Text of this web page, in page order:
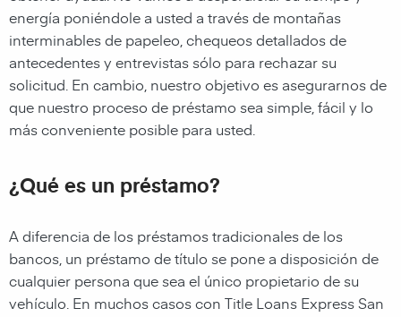
energía poniéndole a usted a través de montañas
interminables de papeleo, chequeos detallados de
antecedentes y entrevistas sólo para rechazar su
solicitud. En cambio, nuestro objetivo es asegurarnos de
que nuestro proceso de préstamo sea simple, fácil y lo
más conveniente posible para usted.
¿Qué es un préstamo?
A diferencia de los préstamos tradicionales de los
bancos, un préstamo de título se pone a disposición de
cualquier persona que sea el único propietario de su
vehículo. En muchos casos con Title Loans Express San